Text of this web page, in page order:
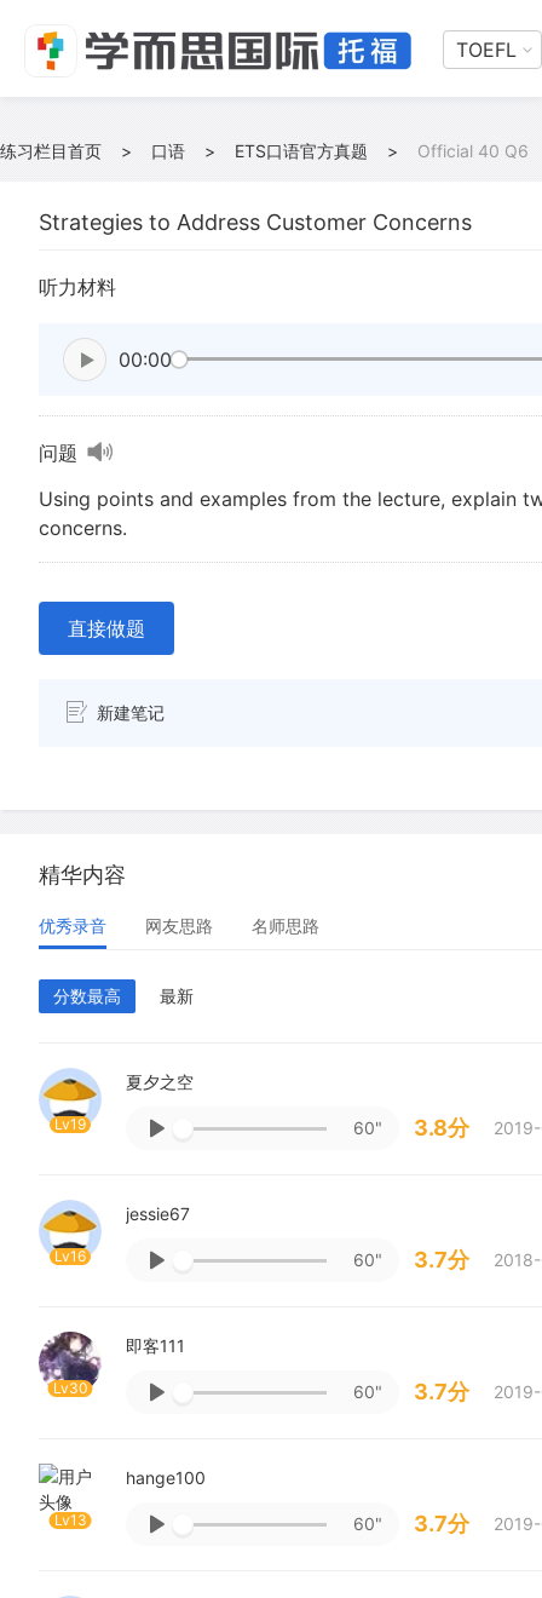
TOEFL
练习栏目首页 > 口语 > ETS口语官方真题 > Official 40 Q6
Strategies to Address Customer Concerns
听力材料
00:00
问题
Using points and examples from the lecture, explain
concerns.
直接做题
新建笔记
精华内容
优秀录音 网友思路 名师思路
分数最高 最新
Lv19
夏夕之空
60" 3.8分
Lv16
jessie67
60" 3.7分
Lv30
即客111
60" 3.7分
Lv13
hange100
60" 3.7分